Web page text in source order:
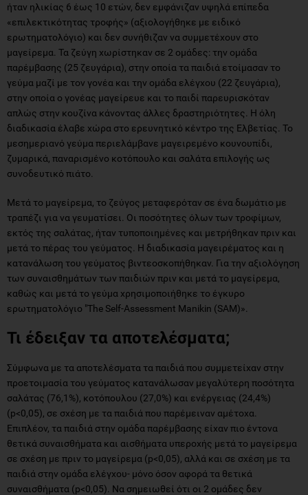
ήταν ηλικίας 6 έως 10 ετών, δεν εμφάνιζαν υψηλά επίπεδα
«επιλεκτικότητας τροφής» (αξιολογήθηκε με ειδικό
ερωτηματολόγιο) και δεν συνήθιζαν να συμμετέχουν στο
μαγείρεμα. Τα ζεύγη χωρίστηκαν σε 2 ομάδες: την ομάδα
παρέμβασης (25 ζευγάρια), στην οποία τα παιδιά ετοίμασαν το
γεύμα μαζί με τον γονέα και την ομάδα ελέγχου (22 ζευγάρια),
στην οποία ο γονέας μαγείρευε και το παιδί παρευρισκόταν
απλώς στην κουζίνα κάνοντας άλλες δραστηριότητες. Η όλη
διαδικασία έλαβε χώρα στο ερευνητικό κέντρο της Ελβετίας. Το
μεσημεριανό γεύμα περιελάμβανε μαγειρεμένο κουνουπίδι,
ζυμαρικά, παναρισμένο κοτόπουλο και σαλάτα επιλογής ως
συνοδευτικό πιάτο.
Μετά το μαγείρεμα, το ζεύγος μεταφερόταν σε ένα δωμάτιο με
τραπέζι για να γευματίσει. Οι ποσότητες όλων των τροφίμων,
εκτός της σαλάτας, ήταν τυποποιημένες και μετρήθηκαν πριν και
μετά το πέρας του γεύματος. Η διαδικασία μαγειρέματος και η
κατανάλωση του γεύματος βιντεοσκοπήθηκαν. Για την αξιολόγηση
των συναισθημάτων των παιδιών πριν και μετά το μαγείρεμα,
καθώς και μετά το γεύμα χρησιμοποιήθηκε το έγκυρο
ερωτηματολόγιο "The Self-Assessment Manikin (SAM)».
Τι έδειξαν τα αποτελέσματα;
Σύμφωνα με τα αποτελέσματα τα παιδιά που συμμετείχαν στην
προετοιμασία του γεύματος κατανάλωσαν μεγαλύτερη ποσότητα
σαλάτας (76,1%), κοτόπουλου (27,0%) και ενέργειας (24,4%)
(p<0,05), σε σχέση με τα παιδιά που παρέμειναν αμέτοχα.
Επιπλέον, τα παιδιά στην ομάδα παρέμβασης είχαν πιο έντονα
θετικά συναισθήματα και αισθήματα υπεροχής μετά το μαγείρεμα
σε σχέση με πριν το μαγείρεμα (p<0,05), αλλά και σε σχέση με τα
παιδιά στην ομάδα ελέγχου- μόνο όσον αφορά τα θετικά
συναισθήματα (p<0,05). Να σημειωθεί ότι οι 2 ομάδες δεν